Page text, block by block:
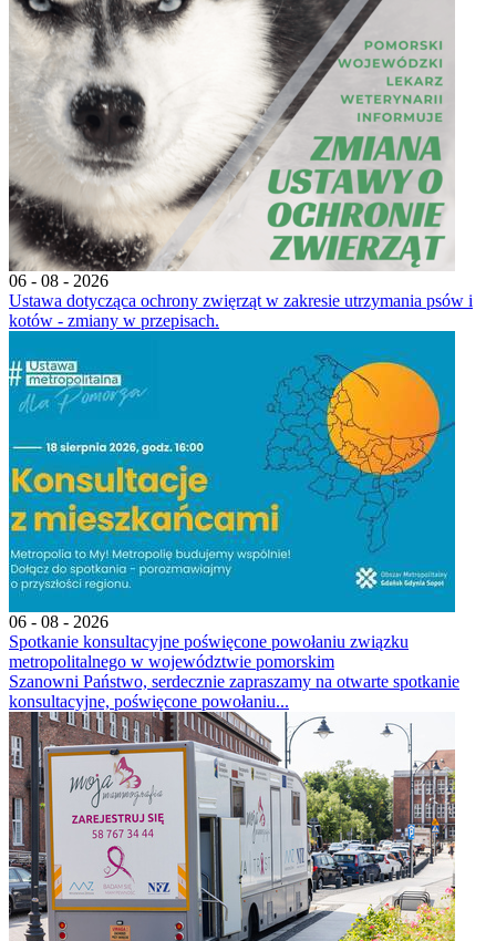
06 - 08 - 2026
Ustawa dotycząca ochrony zwięrząt w zakresie utrzymania psów i
kotów - zmiany w przepisach.
06 - 08 - 2026
Spotkanie konsultacyjne poświęcone powołaniu związku
metropolitalnego w województwie pomorskim
Szanowni Państwo, serdecznie zapraszamy na otwarte spotkanie
konsultacyjne, poświęcone powołaniu...